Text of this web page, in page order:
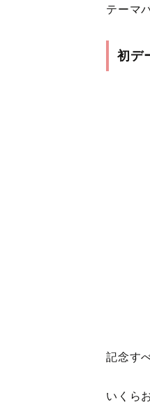
テーマ
初デ
記念す
いくら